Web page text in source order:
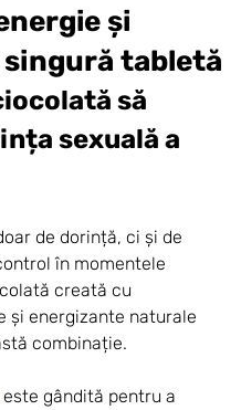
și
tabletă
să
sexuală a
de dorință, ci și de
în momentele
creată cu
și energizante naturale
combinație.
este gândită pentru a